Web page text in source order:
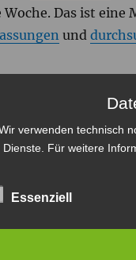
Das ist eine
und
WIRD
((1:47) bringt das
verwenden technisch
Dienste. Für weitere
Essenziell